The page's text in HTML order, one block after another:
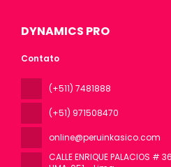
DYNAMICS PRO
Contato
(+511) 7481888
(+51) 971508470
online@peruinkasico.com
CALLE ENRIQUE PALACIOS #